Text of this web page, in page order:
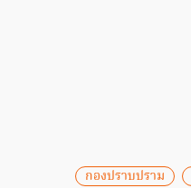
กองปราบปราม